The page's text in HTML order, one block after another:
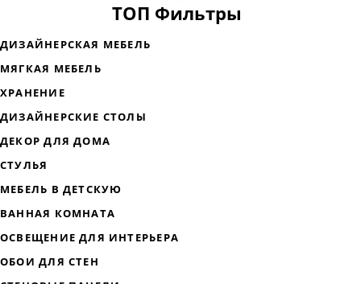
ТОП Фильтры